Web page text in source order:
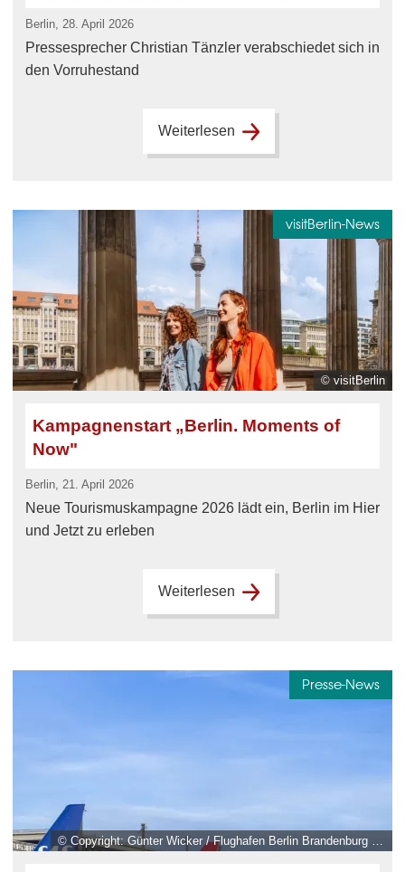
Berlin, 28. April 2026
Pressesprecher Christian Tänzler verabschiedet sich in
den Vorruhestand
Weiterlesen
© visitBerlin
visitBerlin-News
Kampagnenstart „Berlin. Moments of
Now"
Berlin, 21. April 2026
Neue Tourismuskampagne 2026 lädt ein, Berlin im Hier
und Jetzt zu erleben
Weiterlesen
© Copyright: Günter Wicker / Flughafen Berlin Brandenburg GmbH
Presse-News